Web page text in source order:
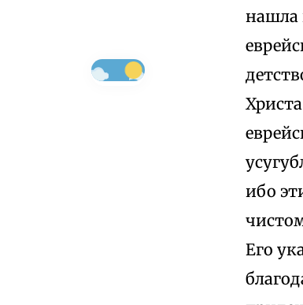
нашла
ибо
Его